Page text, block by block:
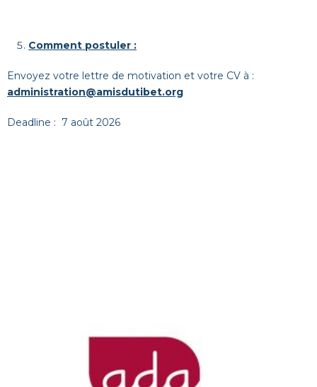
Comment postuler :
Envoyez votre lettre de motivation et votre CV à :
administration@amisdutibet.org
Deadline : 7 août 2026